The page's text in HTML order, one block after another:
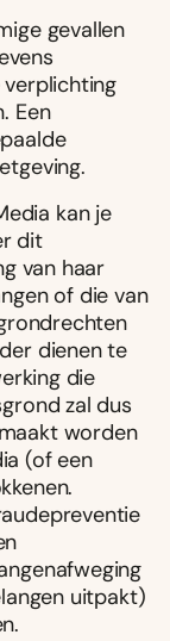
gevallen
Een
kan je
dit
van haar
of die van
dienen te
die
zal dus
worden
(of een
uitpakt)